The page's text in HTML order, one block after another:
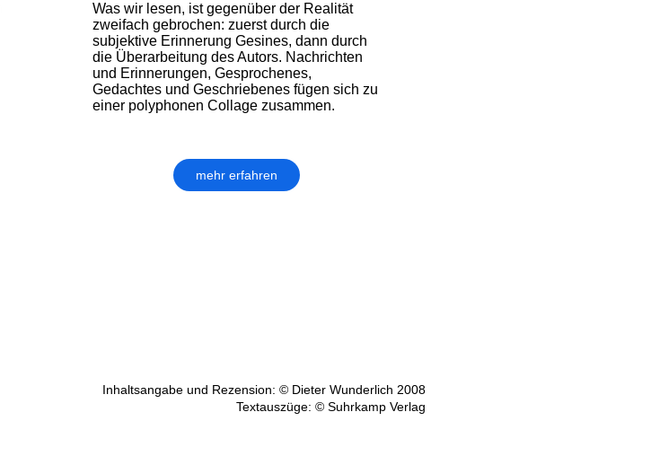
Was wir lesen, ist gegenüber der Realität
zweifach gebrochen: zuerst durch die
subjektive Erinnerung Gesines, dann durch
die Überarbeitung des Autors. Nachrichten
und Erinnerungen, Gesprochenes,
Gedachtes und Geschriebenes fügen sich zu
einer polyphonen Collage zusammen.
mehr erfahren
Inhaltsangabe und Rezension: © Dieter Wunderlich 2008
Textauszüge: © Suhrkamp Verlag